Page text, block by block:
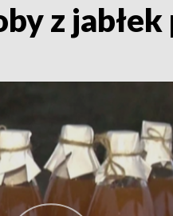
z jabłek